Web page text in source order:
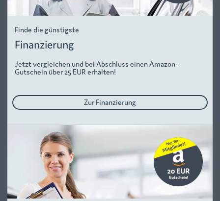
Finde die günstigste
Finanzierung
Jetzt vergleichen und bei Abschluss einen Amazon-
Gutschein über 25 EUR erhalten!
Zur Finanzierung